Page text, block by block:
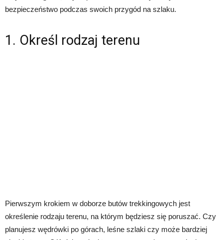
bezpieczeństwo podczas swoich przygód na szlaku.
1. Określ rodzaj terenu
Pierwszym krokiem w doborze butów trekkingowych jest
określenie rodzaju terenu, na którym będziesz się poruszać. Czy
planujesz wędrówki po górach, leśne szlaki czy może bardziej